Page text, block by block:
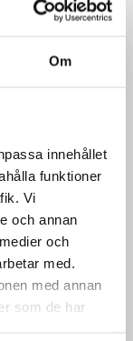
Om
innehållet
funktioner
Vi
och annan
och
med.
med annan
som de har